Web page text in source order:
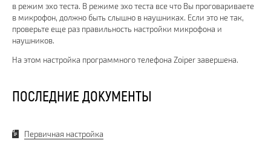
в режим эхо теста. В режиме эхо теста все что Вы проговариваете
в микрофон, должно быть слышно в наушниках. Если это не так,
проверьте еще раз правильность настройки микрофона и
наушников.
На этом настройка программного телефона Zoiper завершена.
ПОСЛЕДНИЕ ДОКУМЕНТЫ
Первичная настройка